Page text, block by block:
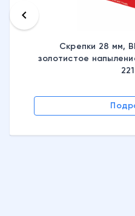
Скрепки 28 мм,
золотистое
keyboard_arrow_left